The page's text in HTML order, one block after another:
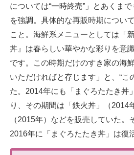
については“一時終売”」とあくまで
を強調。具体的な再販時期につい
こと。海鮮系メニューとしては「
丼』は春らしい華やかな彩りを意
です。この時期だけのすき家の海
いただければと存じます」と、“こ
た。2014年にも「まぐろたたき丼
り、その期間は「鉄火丼」（2014
（2015年）などを販売していた。
2016年に「まぐろたたき丼」は復